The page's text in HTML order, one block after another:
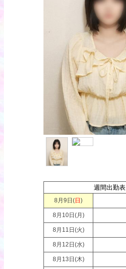
週間出勤表
8月9日(日 )
8月10日(月 )
8月11日(火)
8月12日(水)
8月13日(木)